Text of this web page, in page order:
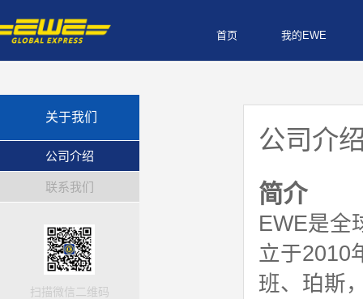
首页 我的EWE
关于我们
公司介绍
联系我们
扫描微信二维码
公司介
简介
EWE是全
立于2010
班、珀斯